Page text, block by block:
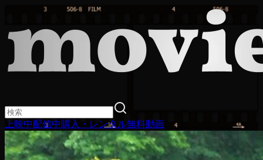
上映中配信中購入・レンタル無料動画